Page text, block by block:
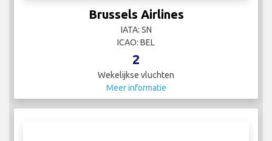
Brussels Airlines
IATA: SN
ICAO: BEL
2
Wekelijkse vluchten
Meer informatie